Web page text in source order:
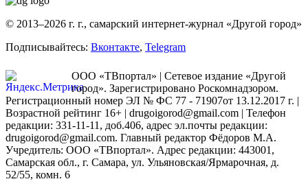
© 2013–2026 г. г., самарский интернет-журнал «Другой город»
Подписывайтесь: Вконтакте, Telegram
ООО «ТВпортал» | Сетевое издание «Другой
город». Зарегистрировано Роскомнадзором.
Регистрационный номер ЭЛ № ФС 77 - 71907от 13.12.2017 г. |
Возрастной рейтинг 16+ | drugoigorod@gmail.com | Телефон
редакции: 331-11-11, доб.406, адрес эл.почты редакции:
drugoigorod@gmail.com. Главный редактор Фёдоров М.А.
Учредитель: ООО «ТВпортал». Адрес редакции: 443001,
Самарская обл., г. Самара, ул. Ульяновская/Ярмарочная, д.
52/55, комн. 6